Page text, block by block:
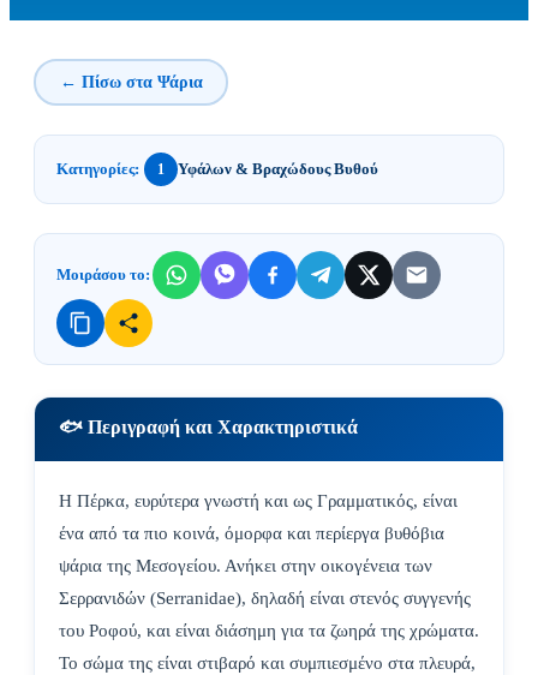
← Πίσω στα Ψάρια
Κατηγορίες: 1 Υφάλων & Βραχώδους Βυθού
Μοιράσου το:
🐟 Περιγραφή και Χαρακτηριστικά
Η Πέρκα, ευρύτερα γνωστή και ως Γραμματικός, είναι
ένα από τα πιο κοινά, όμορφα και περίεργα βυθόβια
ψάρια της Μεσογείου. Ανήκει στην οικογένεια των
Σερρανιδών (Serranidae), δηλαδή είναι στενός συγγενής
του Ροφού, και είναι διάσημη για τα ζωηρά της χρώματα.
Το σώμα της είναι στιβαρό και συμπιεσμένο στα πλευρά,